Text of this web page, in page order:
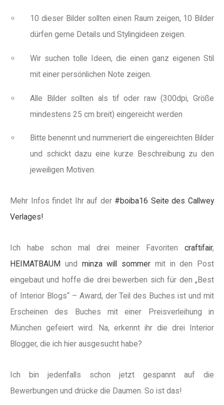
10 dieser Bilder sollten einen Raum zeigen, 10 Bilder
dürfen gerne Details und Stylingideen zeigen.
Wir suchen tolle Ideen, die einen ganz eigenen Stil
mit einer persönlichen Note zeigen.
Alle Bilder sollten als tif oder raw (300dpi, Größe
mindestens 25 cm breit) eingereicht werden
Bitte benennt und nummeriert die eingereichten Bilder
und schickt dazu eine kurze Beschreibung zu den
jeweiligen Motiven.
Mehr Infos findet Ihr auf der #boiba16 Seite des Callwey
Verlages!
Ich habe schon mal drei meiner Favoriten craftifair,
HEIMATBAUM und minza will sommer mit in den Post
eingebaut und hoffe die drei bewerben sich für den „Best
of Interior Blogs“ – Award, der Teil des Buches ist und mit
Erscheinen des Buches mit einer Preisverleihung in
München gefeiert wird. Na, erkennt ihr die drei Interior
Blogger, die ich hier ausgesucht habe?
Ich bin jedenfalls schon jetzt gespannt auf die
Bewerbungen und drücke die Daumen. So ist das!